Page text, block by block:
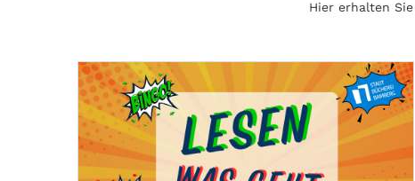
Hier erhalten